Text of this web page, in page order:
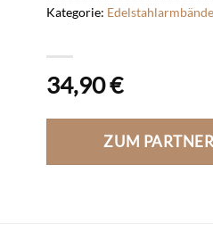
34,90€
ZUM
Kategorie: